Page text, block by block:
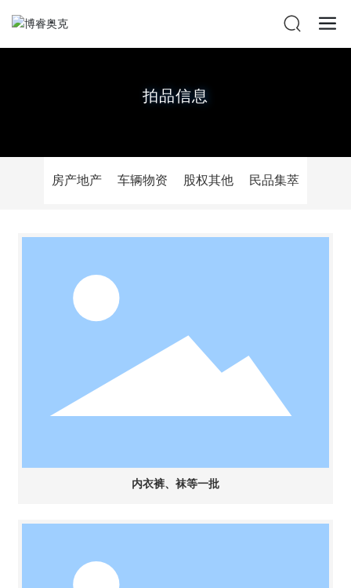
拍品信息
房产地产 车辆物资 股权其他 民品集萃
内衣裤、袜等一批